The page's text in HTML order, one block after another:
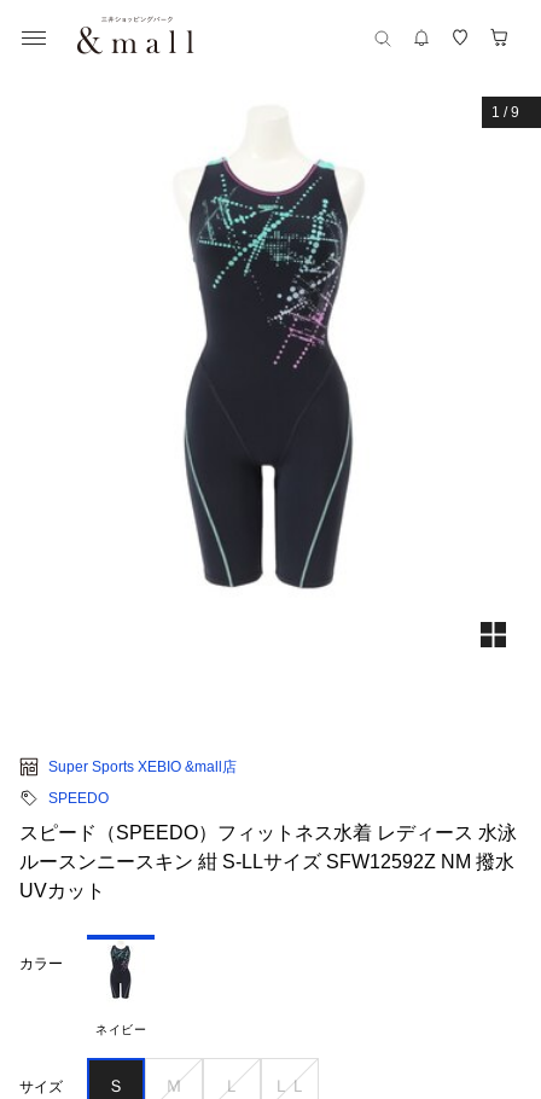
1 /9
Super Sports XEBIO &mall店
SPEEDO
スピード（SPEEDO）フィットネス水着 レディース 水泳
ルースンニースキン 紺 S-LLサイズ SFW12592Z NM 撥水
UVカット
カラー
ネイビー
サイズ Ｓ Ｍ Ｌ ＬＬ